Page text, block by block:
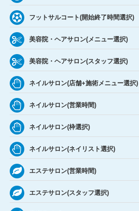
フットサルコート(開始終了時間選択)
美容院・ヘアサロン(メニュー選択)
美容院・ヘアサロン(スタッフ選択)
ネイルサロン(店舗+施術メニュー選択)
ネイルサロン(営業時間)
ネイルサロン(枠選択)
ネイルサロン(ネイリスト選択)
エステサロン(営業時間)
エステサロン(スタッフ選択)